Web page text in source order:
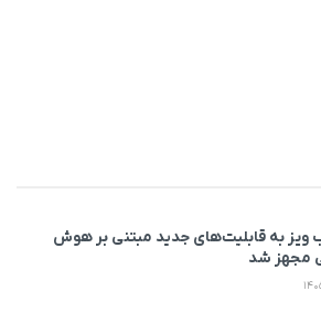
ویز به قابلیت‌های جدید مبتنی بر هوش
مجهز شد